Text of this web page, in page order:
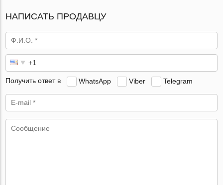
НАПИСАТЬ ПРОДАВЦУ
Получить ответ в WhatsApp Viber Telegram